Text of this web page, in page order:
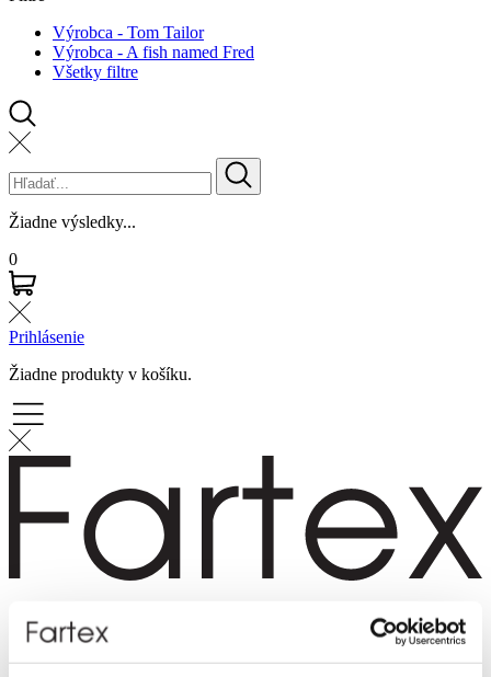
Výrobca - Tom Tailor
Výrobca - A fish named Fred
Všetky filtre
Žiadne výsledky...
0
Prihlásenie
Žiadne produkty v košíku.
Novinky